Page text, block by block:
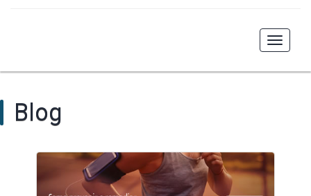
Toggle
Blog